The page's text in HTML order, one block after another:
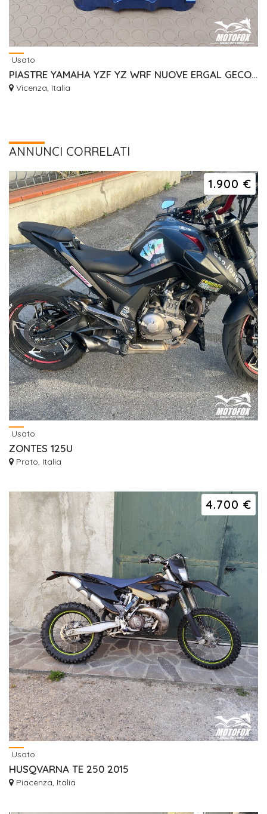
Usato
PIASTRE YAMAHA YZF YZ WRF NUOVE ERGAL GECO RISER
Vicenza, Italia
ANNUNCI CORRELATI
1.900 €
Usato
ZONTES 125U
Prato, Italia
4.700 €
Usato
HUSQVARNA TE 250 2015
Piacenza, Italia